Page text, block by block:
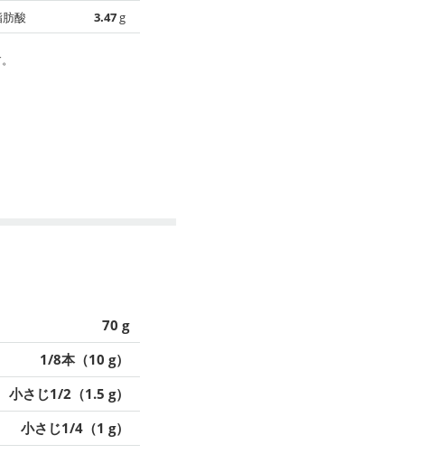
酸
3.47g
70 g
1/8本（10 g）
小さじ1/2（1.5 g）
小さじ1/4（1 g）